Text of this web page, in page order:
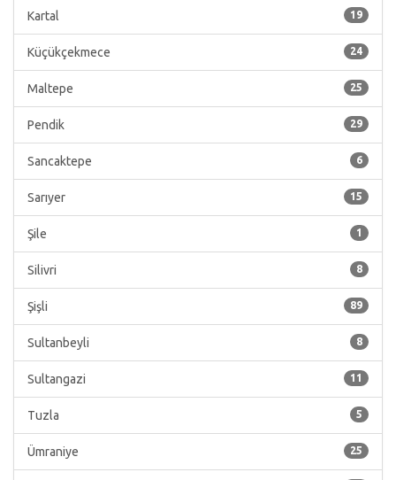
19
Kartal
24
Küçükçekmece
25
Maltepe
29
Pendik
6
Sancaktepe
15
Sarıyer
1
Şile
8
Silivri
89
Şişli
8
Sultanbeyli
11
Sultangazi
5
Tuzla
25
Ümraniye